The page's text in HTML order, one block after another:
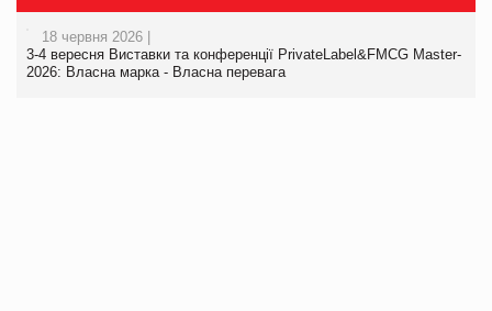
18 червня 2026 |
3-4 вересня Виставки та конференції PrivateLabel&FMCG Master-
2026: Власна марка - Власна перевага